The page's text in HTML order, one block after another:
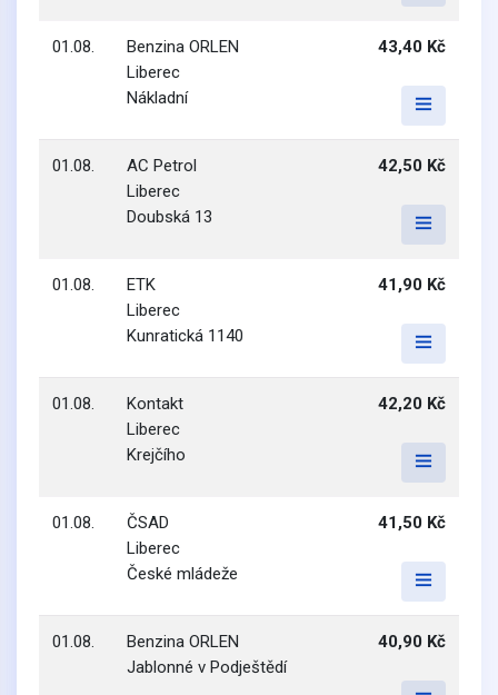
01.08.
Benzina ORLEN
Liberec
Nákladní
43,40 Kč
01.08.
AC Petrol
Liberec
Doubská 13
42,50 Kč
01.08.
ETK
Liberec
Kunratická 1140
41,90 Kč
01.08.
Kontakt
Liberec
Krejčího
42,20 Kč
01.08.
ČSAD
Liberec
České mládeže
41,50 Kč
01.08.
Benzina ORLEN
Jablonné v Podještědí
40,90 Kč